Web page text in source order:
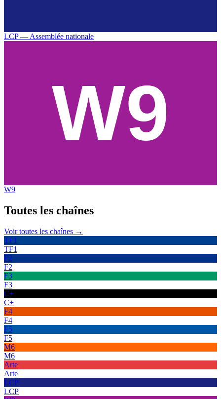
LCP — Assemblée nationale
W9
Toutes les chaînes
Voir toutes les chaînes →
TF1
TF1
F2
F2
F3
F3
C+
C+
F4
F4
F5
F5
M6
M6
Arte
Arte
LCP
LCP